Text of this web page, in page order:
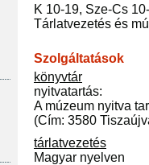
K 10-19, Sze-Cs
Tárlatvezetés és
Szolgáltatások
könyvtár
nyitvatartás:
A múzeum nyitva
(Cím: 3580
tárlatvezetés
Magyar nyelven